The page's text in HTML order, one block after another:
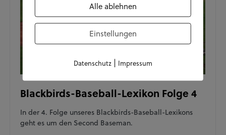
Blackbirds-Baseball-Lexikon Folge 4
In der 4. Folge unseres Blackbirds-Baseball-Lexikons
geht es um den Second Baseman.
Alle ablehnen
Einstellungen
Datenschutz| Impressum